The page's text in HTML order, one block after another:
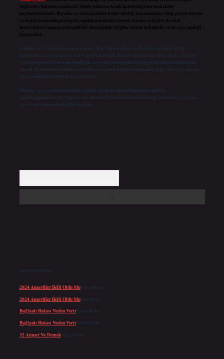
bağlantısı bulunmamaktadır. Sitede yalnızca kendi hazırladığımız makaleler
paylaşılmaktadır. Burada yer alan içerikler haber niteliği taşımamakta olup, gerçek kurum
ve kişiler hakkında paylaşım yapılmamaktadır. Gerçek kurum ve kişiler ile isim
benzerlikleri tamamen tesadüfidir. Sitemizdeki bilgiler taslak halindedir ve tavsiye niteliği
taşımazlar.
Sitemiz, 5651 Sayılı Kanun gereğince Bilgi Teknolojileri ve İletişim Kurumu (BTK)
tarafından onaylanmış bir Yer Sağlayıcı olarak hizmet vermektedir. Bu nedenle, sitedeki
içerikleri proaktif olarak denetleme veya araştırma yükümlülüğümüz bulunmamaktadır.
Ancak, üyelerimiz yazdıkları içeriklerin sorumluluğunu taşımakta olup, siteye üye olarak
bu sorumluluğu kabul etmiş sayılırlar.
Hukuka ve yasal düzenlemelere aykırı olduğunu düşündüğünüz içerikleri,
backlinkpanelicomtr@gmail.com adresine bildirmeniz halinde, ilgili içerikler yasal süre
içerisinde sitemizden kaldırılacaktır.
Son yorumlar
2024 Amortiler Belli Oldu Muiçin admin
2024 Amortiler Belli Oldu Muiçin Emel
Bağlantı Hatası Neden Veririçin admin
Bağlantı Hatası Neden Veririçin Kerem
32 Amper Ne Demekiçin admin